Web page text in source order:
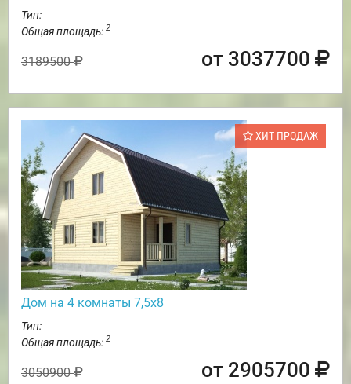
Тип:
Общая площадь: 2
3189500 от 3037700
ХИТ ПРОДАЖ
Дом на 4 комнаты 7,5х8
Тип:
Общая площадь: 2
3050900 от 2905700